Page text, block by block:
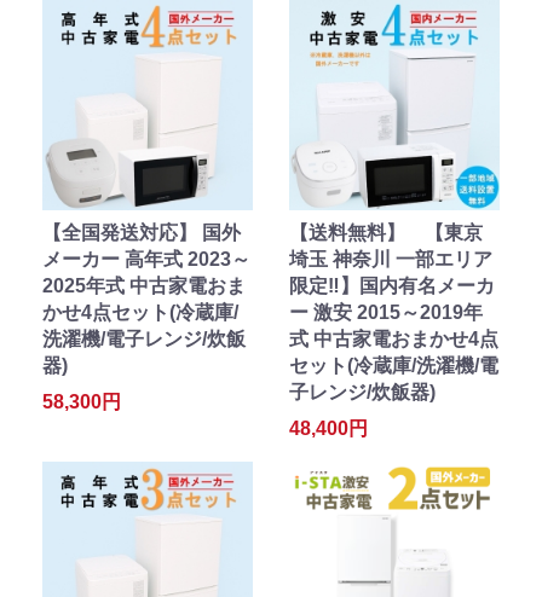
【全国発送対応】 国外
メーカー 高年式 2023～
2025年式 中古家電おま
かせ4点セット(冷蔵庫/
洗濯機/電子レンジ/炊飯
器)
58,300円
【送料無料】 【東京
埼玉 神奈川 一部エリア
限定‼】国内有名メーカ
ー 激安 2015～2019年
式 中古家電おまかせ4点
セット(冷蔵庫/洗濯機/電
子レンジ/炊飯器)
48,400円